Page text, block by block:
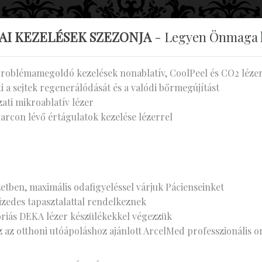
KEZELÉSEINK GALÉRIA ÁRAINK
készül!
KEZELÉSEK SZEZONJA- Legyen
kezelések nonablatív, CoolPeel és CO2
a sejtek regenerálódását és a valódi bőrmegújítást
mikroablatív lézer
lévő értágulatok kezelése lézerrel
maximális odafigyeléssel várjuk Pácienseinket
tapasztalattal rendelkeznek
DEKA lézer készülékekkel végezzük
az otthoni utóápoláshoz ajánlott ArcelMed professzionális